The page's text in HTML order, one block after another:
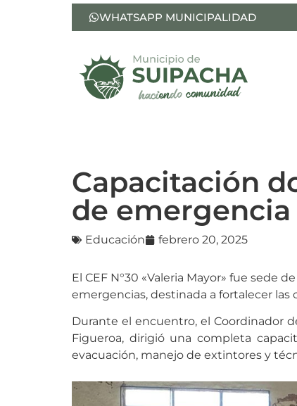
WHATSAPP MUNICIPALIDAD
Capacitación
de emergencia
Educación febrero 20, 2025
El CEF N°30 «Valeria Mayor» fue sede
emergencias, destinada a fortalecer
Durante el encuentro, el Coordinador
Figueroa, dirigió una completa
evacuación, manejo de extintores y